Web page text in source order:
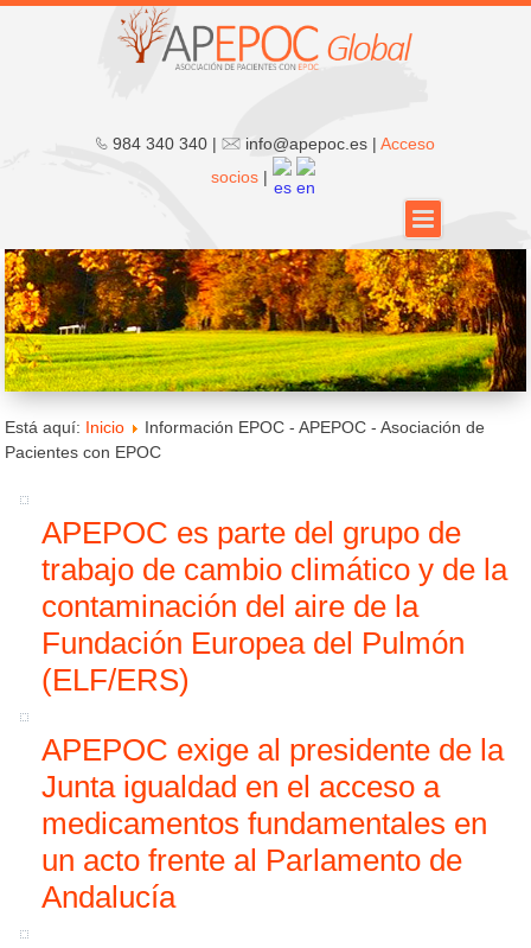
984 340 340 | info@apepoc.es |Acceso
socios |
Está aquí: Inicio
Información EPOC - APEPOC - Asociación de
Pacientes con EPOC
APEPOC es parte del grupo de
trabajo de cambio climático y de la
contaminación del aire de la
Fundación Europea del Pulmón
(ELF/ERS)
APEPOC exige al presidente de la
Junta igualdad en el acceso a
medicamentos fundamentales en
un acto frente al Parlamento de
Andalucía